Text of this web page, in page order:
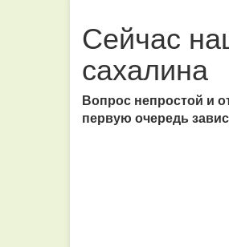
Сейчас
сахалина
Вопрос непростой и
первую очередь